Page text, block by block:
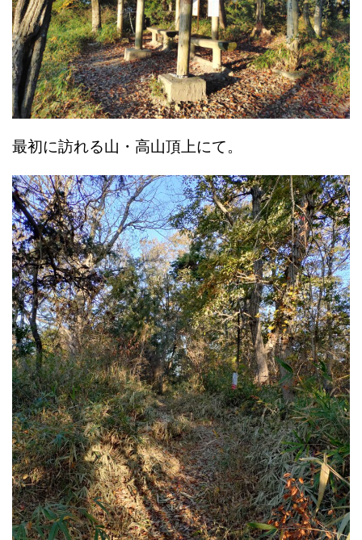
最初に訪れる山・高山頂上にて。